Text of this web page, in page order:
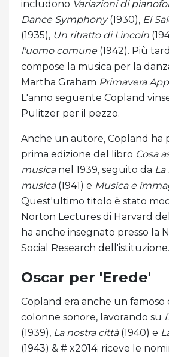
includono Variazioni di
Dance Symphony(1930), El
(1935), Un ritratto di Lincoln
l'uomo comune (1942). Più
compose la musica per la
Martha Graham Primavera
L'anno seguente Copland
Pulitzer per il pezzo.
Anche un autore, Copland ha
prima edizione del libro Cosa
musicanel 1939, seguito da
musica(1941) e Musica e
Quest'ultimo titolo è stato
Norton Lectures di Harvard
ha anche insegnato presso la
Social Research dell'istituzione.
Oscar per 'Erede'
Copland era anche un famoso
colonne sonore, lavorando su
(1939), La nostra città (1940) e
(1943) & # x2014; riceve le